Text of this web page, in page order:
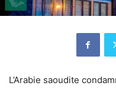
L’Arabie saoudite